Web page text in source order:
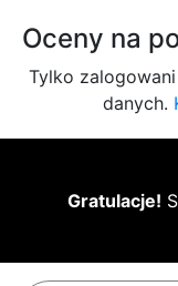
Oceny na
Tylko
danych.
Gratulacje!